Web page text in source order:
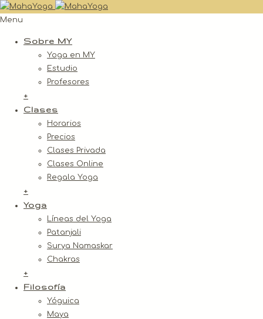
Menu
Sobre MY
Yoga en MY
Estudio
Profesores
+
Clases
Horarios
Precios
Clases Privada
Clases Online
Regala Yoga
+
Yoga
Líneas del Yoga
Patanjali
Surya Namaskar
Chakras
+
Filosofía
Yóguica
Maya